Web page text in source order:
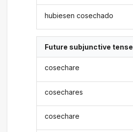
hubiesen cosechado
Future subjunctive tense
cosechare
cosechares
cosechare